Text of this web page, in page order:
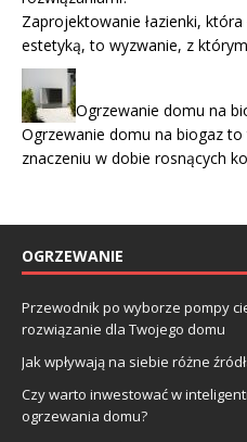
Zaprojektowanie łazienki,
estetyką, to wyzwanie, z
Ogrzewanie domu na
Ogrzewanie domu na biogaz
znaczeniu w dobie rosnących
OGRZEWANIE
Przewodnik po wyborze pompy
rozwiązanie dla Twojego domu
Jak wpływają na siebie różne
Czy warto inwestować w
ogrzewania domu?